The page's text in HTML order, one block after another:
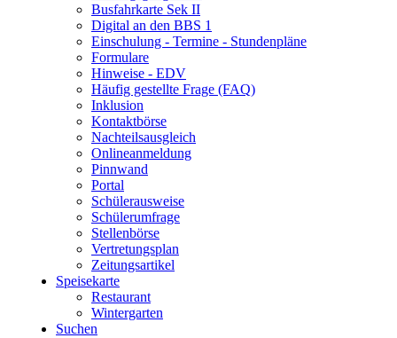
Busfahrkarte Sek II
Digital an den BBS 1
Einschulung - Termine - Stundenpläne
Formulare
Hinweise - EDV
Häufig gestellte Frage (FAQ)
Inklusion
Kontaktbörse
Nachteilsausgleich
Onlineanmeldung
Pinnwand
Portal
Schülerausweise
Schülerumfrage
Stellenbörse
Vertretungsplan
Zeitungsartikel
Speisekarte
Restaurant
Wintergarten
Suchen